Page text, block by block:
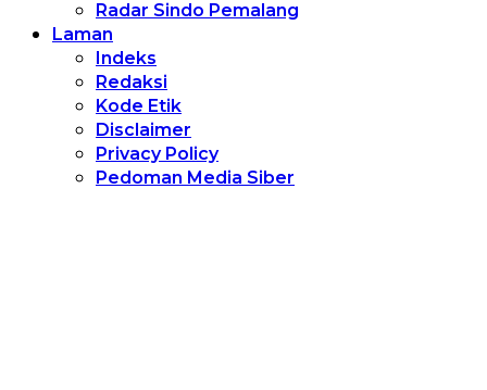
Radar Sindo Pemalang
Laman
Indeks
Redaksi
Kode Etik
Disclaimer
Privacy Policy
Pedoman Media Siber